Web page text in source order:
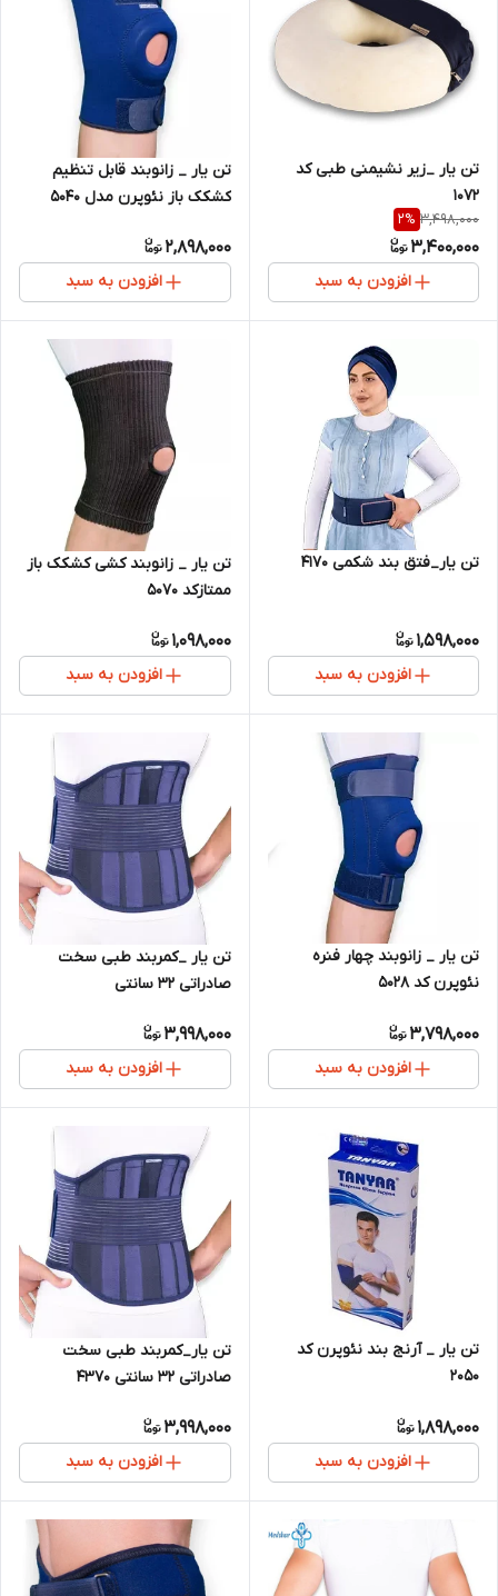
تن یار _زیر نشیمنی طبی کد
1072
3,498,000
2%
3,400,000
افزودن به سبد
تن یار _ زانوبند قابل تنظیم
کشکک باز نئوپرن مدل 5040
2,898,000
افزودن به سبد
تن یار_فتق بند شکمی 4170
1,598,000
افزودن به سبد
تن یار _ زانوبند کشی کشکک باز
ممتازکد 5070
1,098,000
افزودن به سبد
تن یار _ زانوبند چهار فنره
نئوپرن کد 5028
3,798,000
افزودن به سبد
تن یار _کمربند طبی سخت
صادراتی 32 سانتی
3,998,000
افزودن به سبد
تن یار _ آرنج بند نئوپرن کد
2050
1,898,000
افزودن به سبد
تن یار_کمربند طبی سخت
صادراتی 32 سانتی 4370
3,998,000
افزودن به سبد